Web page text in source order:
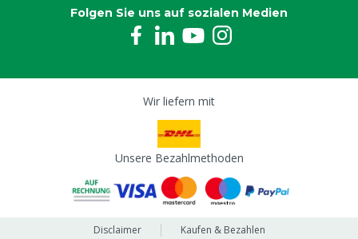
Folgen Sie uns auf sozialen Medien
Wir liefern mit
Unsere Bezahlmethoden
Disclaimer Kaufen & Bezahlen